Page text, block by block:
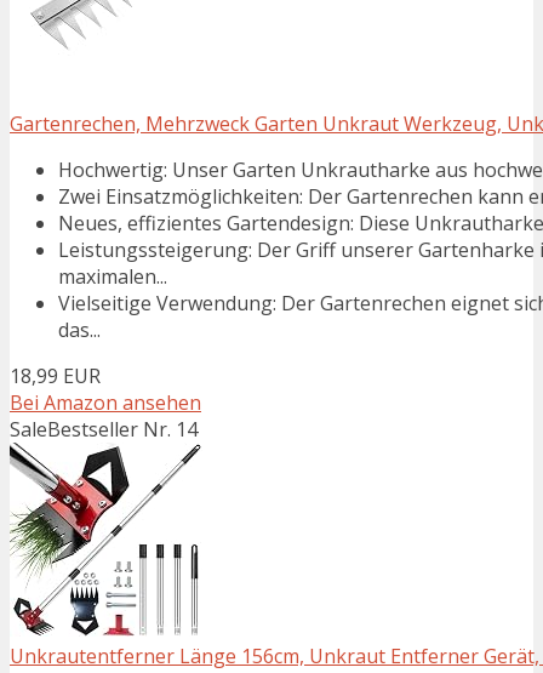
Gartenrechen, Mehrzweck Garten Unkraut Werkzeug,
Hochwertig: Unser Garten Unkrautharke aus
Zwei Einsatzmöglichkeiten: Der Gartenrechen kann
Neues, effizientes Gartendesign: Diese
Leistungssteigerung: Der Griff unserer
maximalen...
Vielseitige Verwendung: Der Gartenrechen eignet
das...
18,99 EUR
Bei Amazon ansehen
SaleBestseller Nr. 14
Unkrautentferner Länge 156cm, Unkraut Entferner